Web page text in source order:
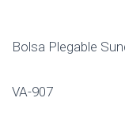
Bolsa Plegable
VA-907